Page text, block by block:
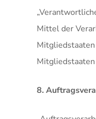
Mittel der
8.